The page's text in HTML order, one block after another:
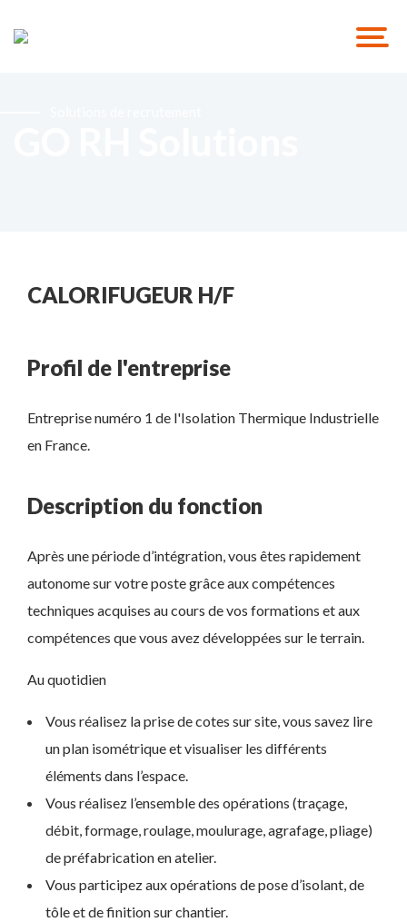
CALORIFUGEUR H/F
Profil de l'entreprise
Entreprise numéro 1 de l'Isolation Thermique Industrielle
en France.
Description du fonction
Après une période d’intégration, vous êtes rapidement
autonome sur votre poste grâce aux compétences
techniques acquises au cours de vos formations et aux
compétences que vous avez développées sur le terrain.
Au quotidien
Vous réalisez la prise de cotes sur site, vous savez lire
un plan isométrique et visualiser les différents
éléments dans l’espace.
Vous réalisez l’ensemble des opérations (traçage,
débit, formage, roulage, moulurage, agrafage, pliage)
de préfabrication en atelier.
Vous participez aux opérations de pose d’isolant, de
tôle et de finition sur chantier.